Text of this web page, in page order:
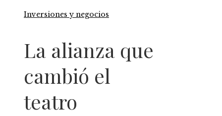
Inversiones y negocios
La alianza que
cambió el
teatro